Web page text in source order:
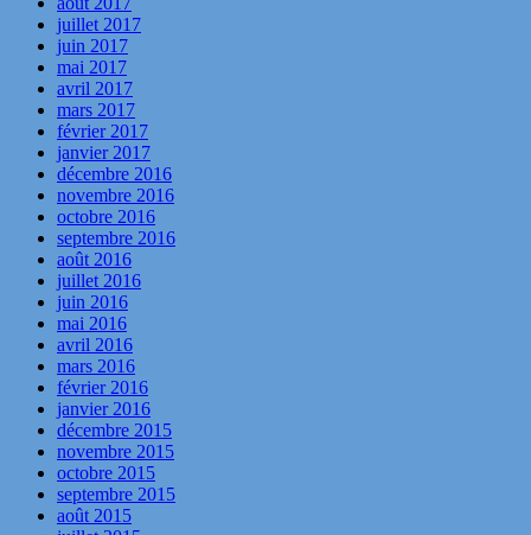
juillet 2017
juin 2017
mai 2017
avril 2017
mars 2017
février 2017
janvier 2017
décembre 2016
novembre 2016
octobre 2016
septembre 2016
août 2016
juillet 2016
juin 2016
mai 2016
avril 2016
mars 2016
février 2016
janvier 2016
décembre 2015
novembre 2015
octobre 2015
septembre 2015
août 2015